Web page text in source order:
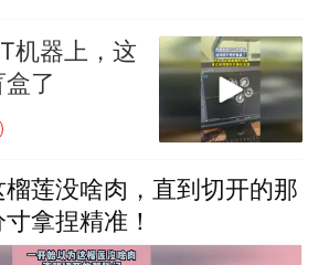
机器上，这
了
莲没啥肉，直到切开的那
拿捏精准！